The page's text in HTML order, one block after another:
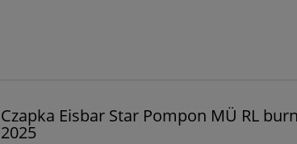
Czapka Eisbar Star Pompon MÜ RL
2025